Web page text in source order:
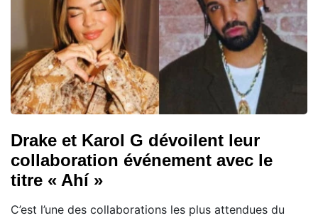
Drake et Karol G dévoilent leur
collaboration événement avec le
titre « Ahí »
C’est l’une des collaborations les plus attendues du